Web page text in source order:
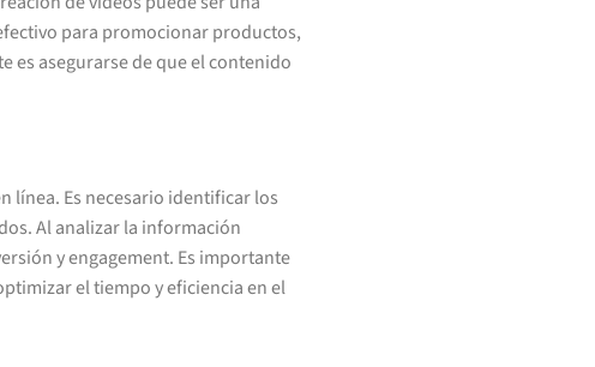
para promocionar productos,
es asegurarse de que el contenido
línea. Es necesario identificar los
Al analizar la información
y engagement. Es importante
el tiempo y eficiencia en el